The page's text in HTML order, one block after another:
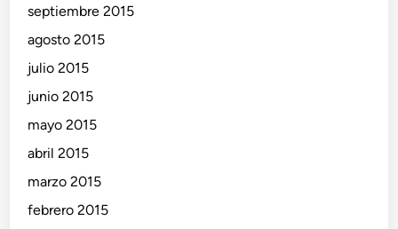
septiembre 2015
agosto 2015
julio 2015
junio 2015
mayo 2015
abril 2015
marzo 2015
febrero 2015